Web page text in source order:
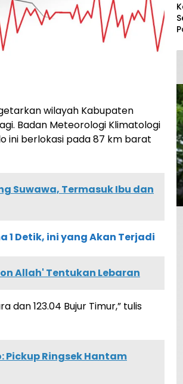
wilayah Kabupaten
Badan Meteorologi Klimatologi
ini berlokasi pada 87 km barat
Suwawa, Termasuk Ibu dan
1 Detik, ini yang Akan Terjadi
Allah' Tentukan Lebaran
dan 123.04 Bujur Timur,” tulis
Pickup Ringsek Hantam